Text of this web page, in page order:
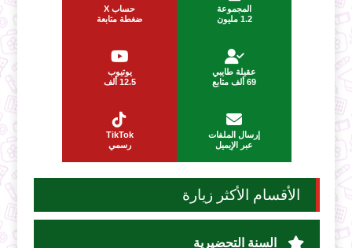
المجموعة
1.2 مليون
حساب X
ضغطة متابعة
عقيلة طايبي
69 ألف متابع
يوتيوب
12.5 ألف
إرسال الملفات
عبر الإيميل
TikTok
رسمي
الأقسام الأكثر زيارة
السنة التحضيرية